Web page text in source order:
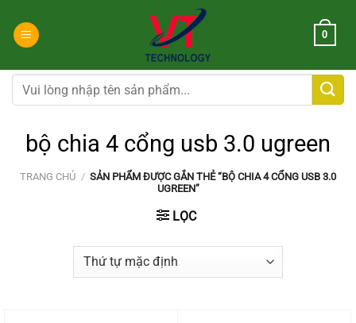
đến
dung
0
Tìm
kiếm:
bộ chia 4 cổng usb 3.0 ugreen
TRANG CHỦ / SẢN PHẨM ĐƯỢC GẮN THẺ “BỘ CHIA 4 CỔNG USB 3.0
UGREEN”
LỌC